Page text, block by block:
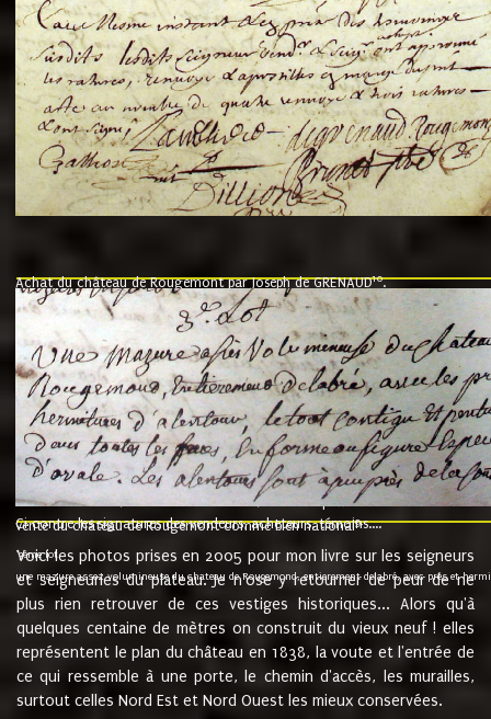
Achat du château de Rougemont par Joseph de GRENAUD10.
"l'an mil six cent soixante treze le ving neuvième jour du mois de
nommé fut présent Messire Claude Guillaume de Moyriat chevalier baron
vend, purement simplement et irrevocablement a monseigneur monsieur
et chavannes conseiller du roy au parlement de Bourgogne, present et
que le dit seigneur Baron de la Vellière a sur ses hommes, indivisables et
de la Velliere tout ainsi et comme le dit seigneur Baron et ses
présent......"
suivent les rentes, donation des terriers, etc... au prix de 880 livre louis
Ci contre les signatures des vendeurs, acheteurs, témoins....
vente du château de Rougemont comme bien national9.
"3ème lot
une mazure assez volumineuse du chateau de Rougemond, entierement delabré, avec près et
Voici les photos prises en 2005 pour mon livre sur les seigneurs
et seigneuries du plateau. Je n'ose y retourner de peur de ne
plus rien retrouver de ces vestiges historiques... Alors qu'à
quelques centaine de mètres on construit du vieux neuf ! elles
représentent le plan du château en 1838, la voute et l'entrée de
ce qui ressemble à une porte, le chemin d'accès, les murailles,
surtout celles Nord Est et Nord Ouest les mieux conservées.